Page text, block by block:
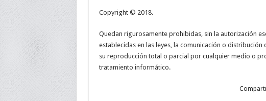
Copyright © 2018.
Quedan rigurosamente prohibidas, sin la autorización
establecidas en las leyes, la comunicación o
su reproducción total o parcial por cualquier medio o
tratamiento informático.